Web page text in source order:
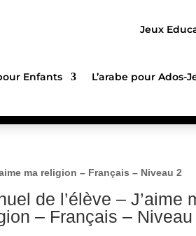
Jeux
Enfants L’arabe pour Ados-
ma religion – Français – Niveau 2
de l’élève – J’aime
– Français – Niveau